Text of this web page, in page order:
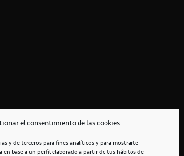
el consentimiento de las cookies
y de terceros para fines analíticos y para mostrarte
en base a un perfil elaborado a partir de tus hábitos de